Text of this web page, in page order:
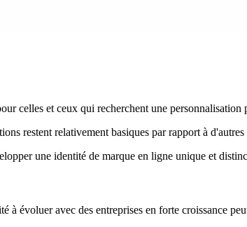
celles et ceux qui recherchent une personnalisation
restent relativement basiques par rapport à
une identité de marque en ligne unique et
à évoluer avec des entreprises en forte croissance